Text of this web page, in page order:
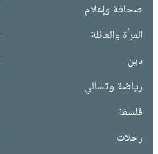
صحافة وإعلام
المرأة والعائلة
دين
رياضة وتسالي
فلسفة
رحلات